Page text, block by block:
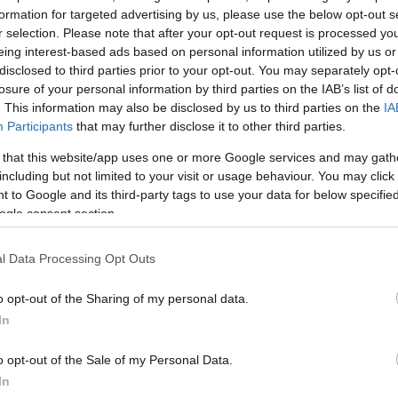
for targeted advertising by us, please use the below opt-out
selection. Please note that after your opt-out request is processed
interest-based ads based on personal information utilized by us
to third parties prior to your opt-out. You may separately
of your personal information by third parties on the IAB’s list of
This information may also be disclosed by us to third parties on the
Participants that may further disclose it to other third parties.
that this website/app uses one or more Google services and may
but not limited to your visit or usage behaviour. You may
to Google and its third-party tags to use your data for below
consent section.
Data Processing Opt Outs
opt-out of the Sharing of my personal data.
opt-out of the Sale of my Personal Data.
οι όμορες χώρες της Ιταλίας συμφώνησαν να
διότι το κλείσιμό τους θα ήταν “λανθασμένη και
δήλωσε ο Ιταλός υπουργός Υγείας Ρομπέρτο
που είχαν σήμερα στη Ρώμη οι υπουργοί Υγείας της
της Ελβετίας, της Αυστρίας, της Κροατίας και της
“να εξετάζεται κατά περίπτωση” η ενδεχόμενη
εκδηλώσεων, αναφέρεται στην κοινή
ΔΙΑΦΗΜΙΣΗ